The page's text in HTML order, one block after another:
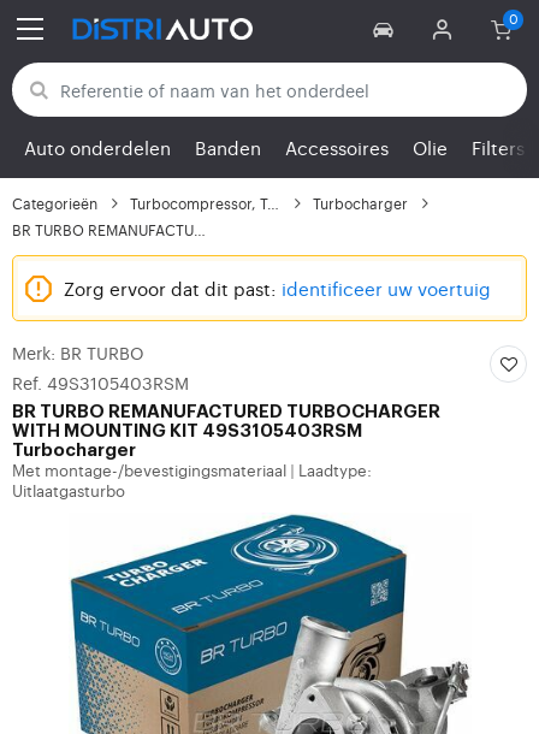
Terug naar categorieën
Auto onderdelen Banden Accessoires Olie Filters
Categorieën Turbocompressor, Turbo
Turbocharger
Zorg ervoor dat dit past: identificeer uw voertuig
Merk: BR TURBO
Ref. 49S3105403RSM
BR TURBO REMANUFACTURED TURBOCHARGER
WITH MOUNTING KIT 49S3105403RSM
Turbocharger
Met montage-/bevestigingsmateriaal
Laadtype:
Uitlaatgasturbo